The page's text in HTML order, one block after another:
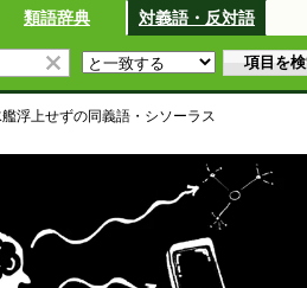
類語辞典 対義語・反対語
浮上せずの同義語・シソーラス